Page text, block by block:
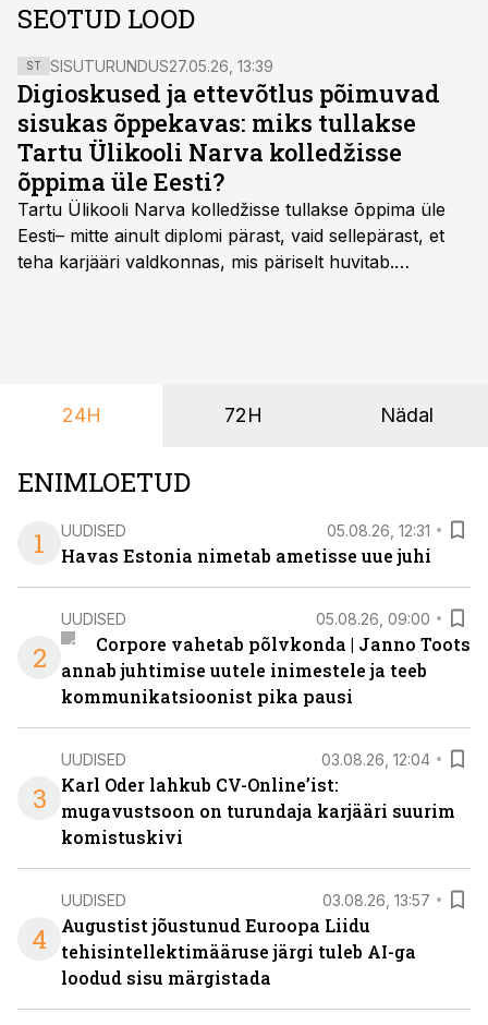
SEOTUD LOOD
ST SISUTURUNDUS27.05.26, 13:39
Digioskused ja ettevõtlus põimuvad
sisukas õppekavas: miks tullakse
Tartu Ülikooli Narva kolledžisse
õppima üle Eesti?
Tartu Ülikooli Narva kolledžisse tullakse õppima üle
Eesti– mitte ainult diplomi pärast, vaid sellepärast, et
teha karjääri valdkonnas, mis päriselt huvitab.
24H 72H Nädal
ENIMLOETUD
1
UUDISED 05.08.26, 12:31
Havas Estonia nimetab ametisse uue juhi
2
UUDISED 05.08.26, 09:00
Corpore vahetab põlvkonda | Janno Toots
annab juhtimise uutele inimestele ja teeb
kommunikatsioonist pika pausi
3
UUDISED 03.08.26, 12:04
Karl Oder lahkub CV-Online’ist:
mugavustsoon on turundaja karjääri suurim
komistuskivi
4
UUDISED 03.08.26, 13:57
Augustist jõustunud Euroopa Liidu
tehisintellektimääruse järgi tuleb AI-ga
loodud sisu märgistada